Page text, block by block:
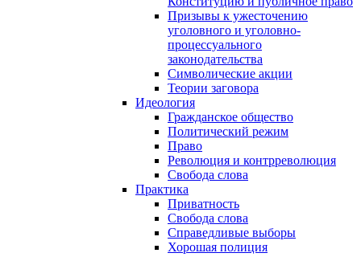
Призывы к ужесточению
уголовного и уголовно-
процессуального
законодательства
Символические акции
Теории заговора
Идеология
Гражданское общество
Политический режим
Право
Революция и контрреволюция
Свобода слова
Практика
Приватность
Свобода слова
Справедливые выборы
Хорошая полиция